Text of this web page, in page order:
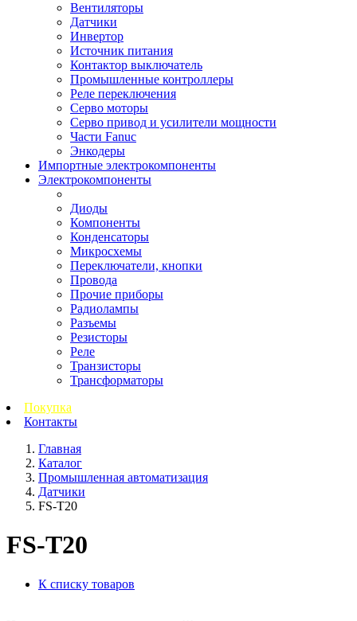
Вентиляторы
Датчики
Инвертор
Источник питания
Контактор выключатель
Промышленные контроллеры
Реле переключения
Серво моторы
Серво привод и усилители мощности
Части Fanuc
Энкодеры
Импортные электрокомпоненты
Электрокомпоненты
Диоды
Компоненты
Конденсаторы
Микросхемы
Переключатели, кнопки
Провода
Прочие приборы
Радиолампы
Разъемы
Резисторы
Реле
Транзисторы
Трансформаторы
Покупка
Контакты
Главная
Каталог
Промышленная автоматизация
Датчики
FS-T20
FS-T20
К списку товаров